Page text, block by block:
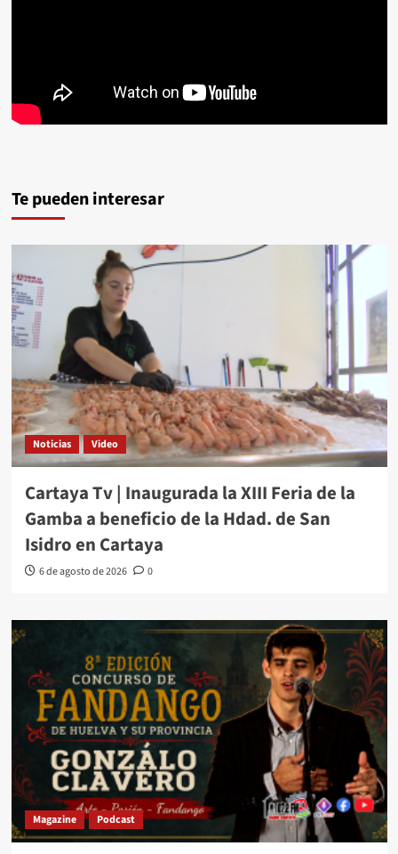
Te pueden interesar
Noticias Video
Cartaya Tv | Inaugurada la XIII Feria de la
Gamba a beneficio de la Hdad. de San
Isidro en Cartaya
6 de agosto de 2026 0
Magazine Podcast